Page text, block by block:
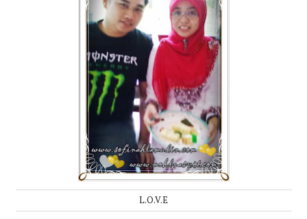
L.O.V.E